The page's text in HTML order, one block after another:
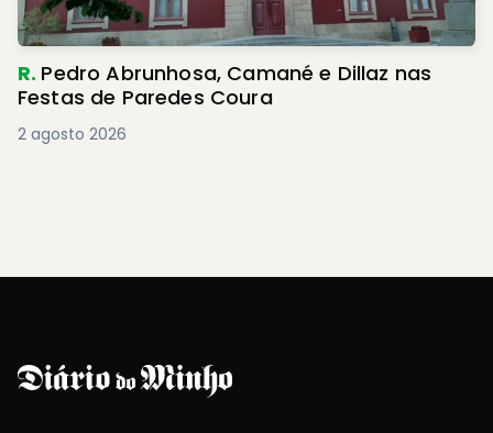
R. Pedro Abrunhosa, Camané e Dillaz nas
Festas de Paredes Coura
2 agosto 2026